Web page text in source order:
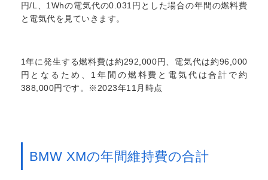
円/L、1Whの電気代の0.031円とした場合の年間の燃料費
と電気代を見ていきます。
1年に発生する燃料費は約292,000円、電気代は約96,000
円となるため、1年間の燃料費と電気代は合計で約
388,000円です。※2023年11月時点
BMW XMの年間維持費の合計